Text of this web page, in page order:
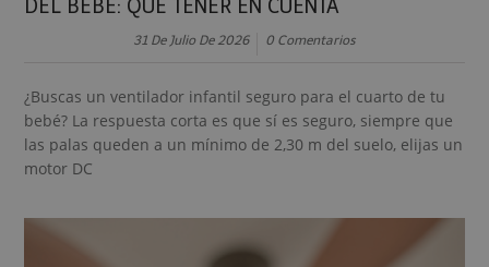
DEL BEBÉ: QUÉ TENER EN CUENTA
31 De Julio De 2026 0 Comentarios
¿Buscas un ventilador infantil seguro para el cuarto de tu
bebé? La respuesta corta es que sí es seguro, siempre que
las palas queden a un mínimo de 2,30 m del suelo, elijas un
motor DC